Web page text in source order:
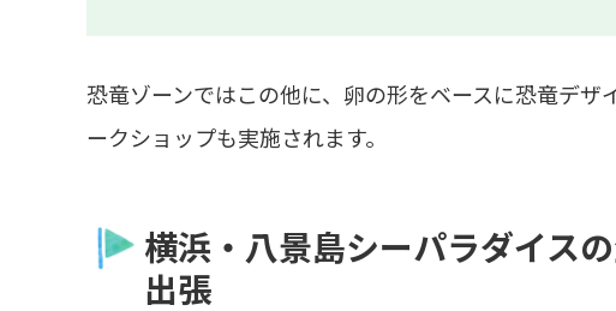
恐竜ゾーンではこの他に、卵の形をベースに恐竜デ
ークショップも実施されます。
横浜・八景島シーパラダイス
出張